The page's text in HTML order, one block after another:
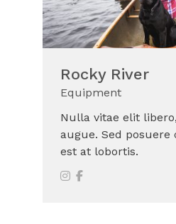
Rocky River
Equipment
Nulla vitae elit
augue. Sed posuere
est at lobortis.